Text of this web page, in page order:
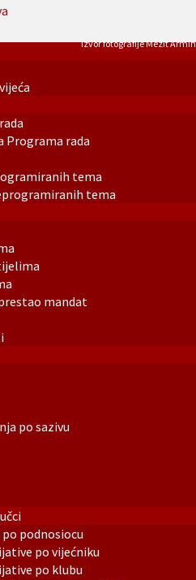
Programa rada
tema
tema
mandat
po sazivu
podnosiocu
po vijećniku
po klubu
Izvor fotografije Mezit Armin